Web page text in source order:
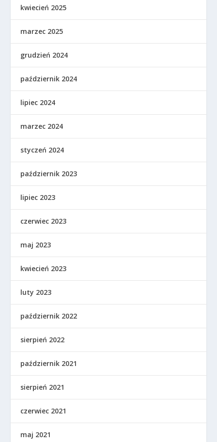
kwiecień 2025
marzec 2025
grudzień 2024
październik 2024
lipiec 2024
marzec 2024
styczeń 2024
październik 2023
lipiec 2023
czerwiec 2023
maj 2023
kwiecień 2023
luty 2023
październik 2022
sierpień 2022
październik 2021
sierpień 2021
czerwiec 2021
maj 2021